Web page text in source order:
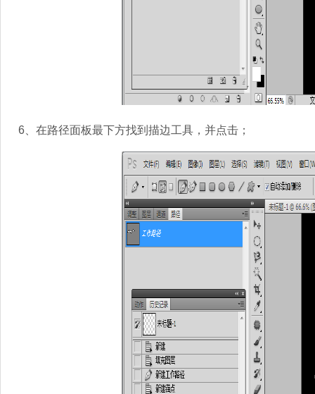
6、在路径面板最下方找到描边工具，并点击；